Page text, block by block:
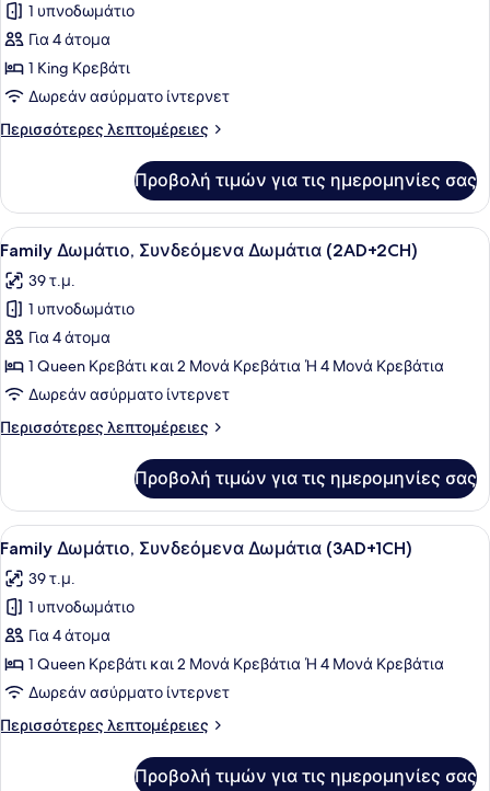
φωτογραφιών
για
Junior
Σουίτα
Bed
+
1
child)
1 υπνοδωμάτιο
Για 4 άτομα
1 King Κρεβάτι
Δωρεάν ασύρματο ίντερνετ
Περισσότερες λεπτομέρειες
Περισσότερες
Σουίτα
(Extra
Bed
adults
+
child)
Προβολή τιμών για τις ημερομηνίες σας
Προβολή
όλων
των
φωτογραφιών
για
Family
Δωμάτιο,
Δωμάτια
Ένα δωμάτιο ξενοδοχείου με ένα
6
Family Δωμάτιο, Συνδεόμενα Δωμάτια (2AD+2CH)
39 τ.μ.
1 υπνοδωμάτιο
Για 4 άτομα
1 Queen Κρεβάτι και 2 Μονά Κρεβάτια Ή 4 Μονά Κρεβάτια
Δωρεάν ασύρματο ίντερνετ
Περισσότερες λεπτομέρειες
Περισσότερες
Δωμάτιο,
Συνδεόμενα
Δωμάτια
(2AD+2CH)
Προβολή τιμών για τις ημερομηνίες σας
Προβολή
όλων
των
φωτογραφιών
για
Family
Δωμάτιο,
Δωμάτια
Ένα δωμάτιο ξενοδοχείου με ένα
6
Family Δωμάτιο, Συνδεόμενα Δωμάτια (3AD+1CH)
39 τ.μ.
1 υπνοδωμάτιο
Για 4 άτομα
1 Queen Κρεβάτι και 2 Μονά Κρεβάτια Ή 4 Μονά Κρεβάτια
Δωρεάν ασύρματο ίντερνετ
Περισσότερες λεπτομέρειες
Περισσότερες
Προβολή τιμών για τις ημερομηνίες σας